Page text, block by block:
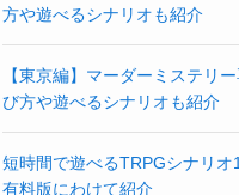
方や遊べるシナリオも紹介
【東京編】マーダーミステリ
び方や遊べるシナリオも紹介
短時間で遊べるTRPGシナリオ
有料版にわけて紹介